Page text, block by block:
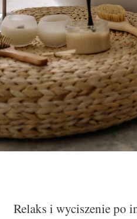
Relaks i wyciszenie po